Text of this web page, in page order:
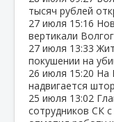
тысяч рублей
27 июля 15:16
вертикали
27 июля 13:33
покушении на
26 июля 15:20 На
надвигается
25 июля 13:02
сотрудников СК